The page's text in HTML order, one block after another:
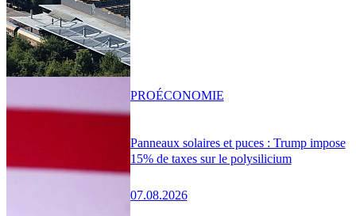
Panneaux solaires et puces : Trump impose
15% de taxes sur le polysilicium
07.08.2026
PROÉCONOMIE